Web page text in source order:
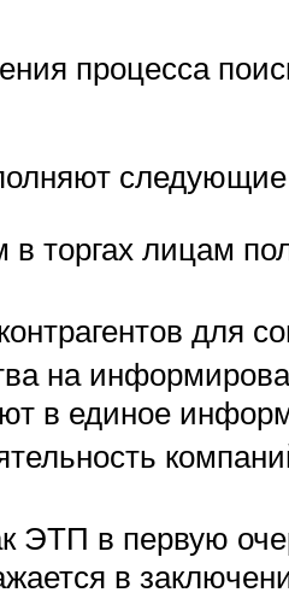
процесса
в торгах лицам
для
на
в единое
ЭТП в первую
в